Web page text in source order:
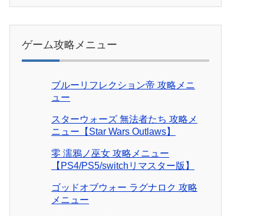
ゲーム攻略メニュー
ブルーリフレクション帝 攻略メニ
ュー
スターウォーズ 無法者たち 攻略メ
ニュー【Star Wars Outlaws】
零 濡鴉ノ巫女 攻略メニュー
【PS4/PS5/switchリマスター版】
ゴッドオブウォー ラグナロク 攻略
メニュー